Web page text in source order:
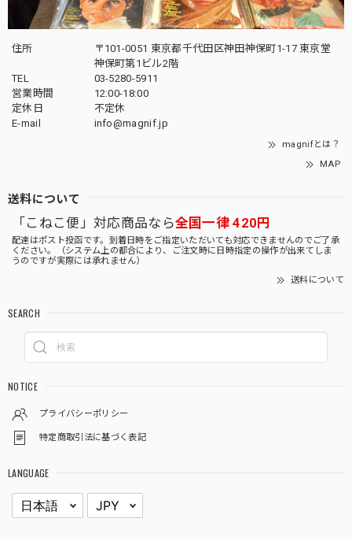
住所
〒101-0051 東京都千代田区神田神保町1-17 東京堂
神保町第1ビル2階
TEL
03-5280-5911
営業時間
12:00-18:00
定休日
不定休
E-mail
info@magnif.jp
magnifとは？
MAP
送料について
「こねこ便」対応商品なら全国一律 420円
配達はポスト投函です。到着日時をご指定いただいても対応できませんのでご了承
ください。（システム上の都合により、ご注文時に日時指定の操作が出来てしま
うのですが実際には承れません）
送料について
SEARCH
NOTICE
プライバシーポリシー
特定商取引法に基づく表記
LANGUAGE